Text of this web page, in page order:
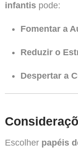
infantis pode:
Fomentar a
Reduzir o
Despertar a
Escolher papéis